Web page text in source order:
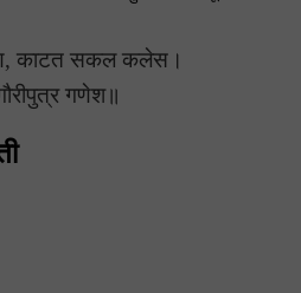
काटत सकल कलेस।
गणेश॥